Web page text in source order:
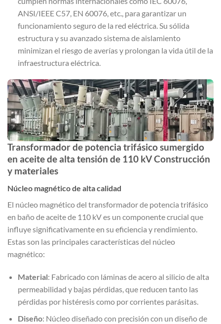
ANSI/IEEE C57, EN 60076, etc., para garantizar un
funcionamiento seguro de la red eléctrica. Su sólida
estructura y su avanzado sistema de aislamiento
minimizan el riesgo de averías y prolongan la vida útil de la
infraestructura eléctrica.
Transformador de potencia trifásico sumergido
en aceite de alta tensión de 110 kV Construcción
y materiales
Núcleo magnético de alta calidad
El núcleo magnético del transformador de potencia trifásico
en baño de aceite de 110 kV es un componente crucial que
influye significativamente en su eficiencia y rendimiento.
Estas son las principales características del núcleo
magnético:
Material: Fabricado con láminas de acero al silicio de alta
permeabilidad y bajas pérdidas, que reducen tanto las
pérdidas por histéresis como por corrientes parásitas.
Diseño: Núcleo diseñado con precisión con un diseño de